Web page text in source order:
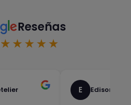
Reseñas
★★★★★
E Edison